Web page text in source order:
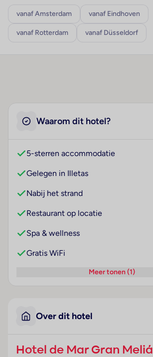
vanaf Amsterdam vanaf Eindhoven
vanaf Rotterdam vanaf Düsseldorf
Waarom dit hotel?
5-sterren accommodatie
Gelegen in Illetas
Nabij het strand
Restaurant op locatie
Spa & wellness
Gratis WiFi
Meer tonen (1)
Over dit hotel
Hotel de Mar Gran Meliá